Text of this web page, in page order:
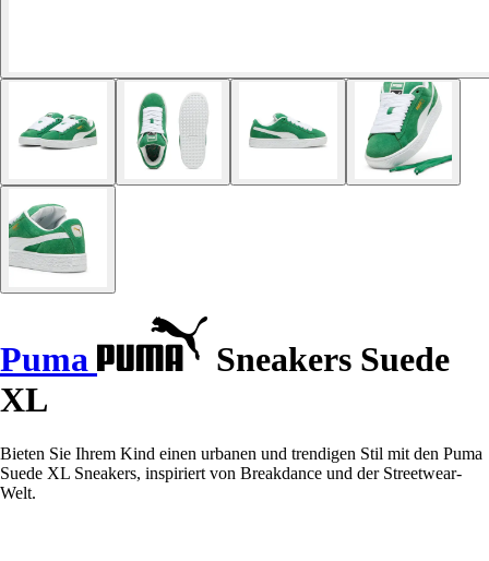
Puma
Sneakers Suede
XL
Bieten Sie Ihrem Kind einen urbanen und trendigen Stil mit den Puma
Suede XL Sneakers, inspiriert von Breakdance und der Streetwear-
Welt.